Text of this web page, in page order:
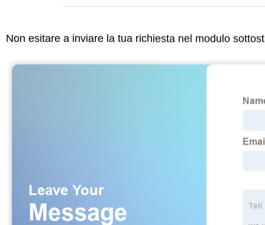
Non esitare a inviare la tua richiesta nel modulo